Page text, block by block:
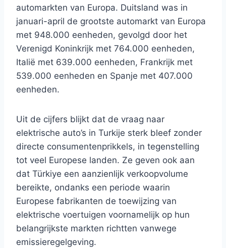
automarkten van Europa. Duitsland was in
januari-april de grootste automarkt van Europa
met 948.000 eenheden, gevolgd door het
Verenigd Koninkrijk met 764.000 eenheden,
Italië met 639.000 eenheden, Frankrijk met
539.000 eenheden en Spanje met 407.000
eenheden.
Uit de cijfers blijkt dat de vraag naar
elektrische auto’s in Turkije sterk bleef zonder
directe consumentenprikkels, in tegenstelling
tot veel Europese landen. Ze geven ook aan
dat Türkiye een aanzienlijk verkoopvolume
bereikte, ondanks een periode waarin
Europese fabrikanten de toewijzing van
elektrische voertuigen voornamelijk op hun
belangrijkste markten richtten vanwege
emissieregelgeving.